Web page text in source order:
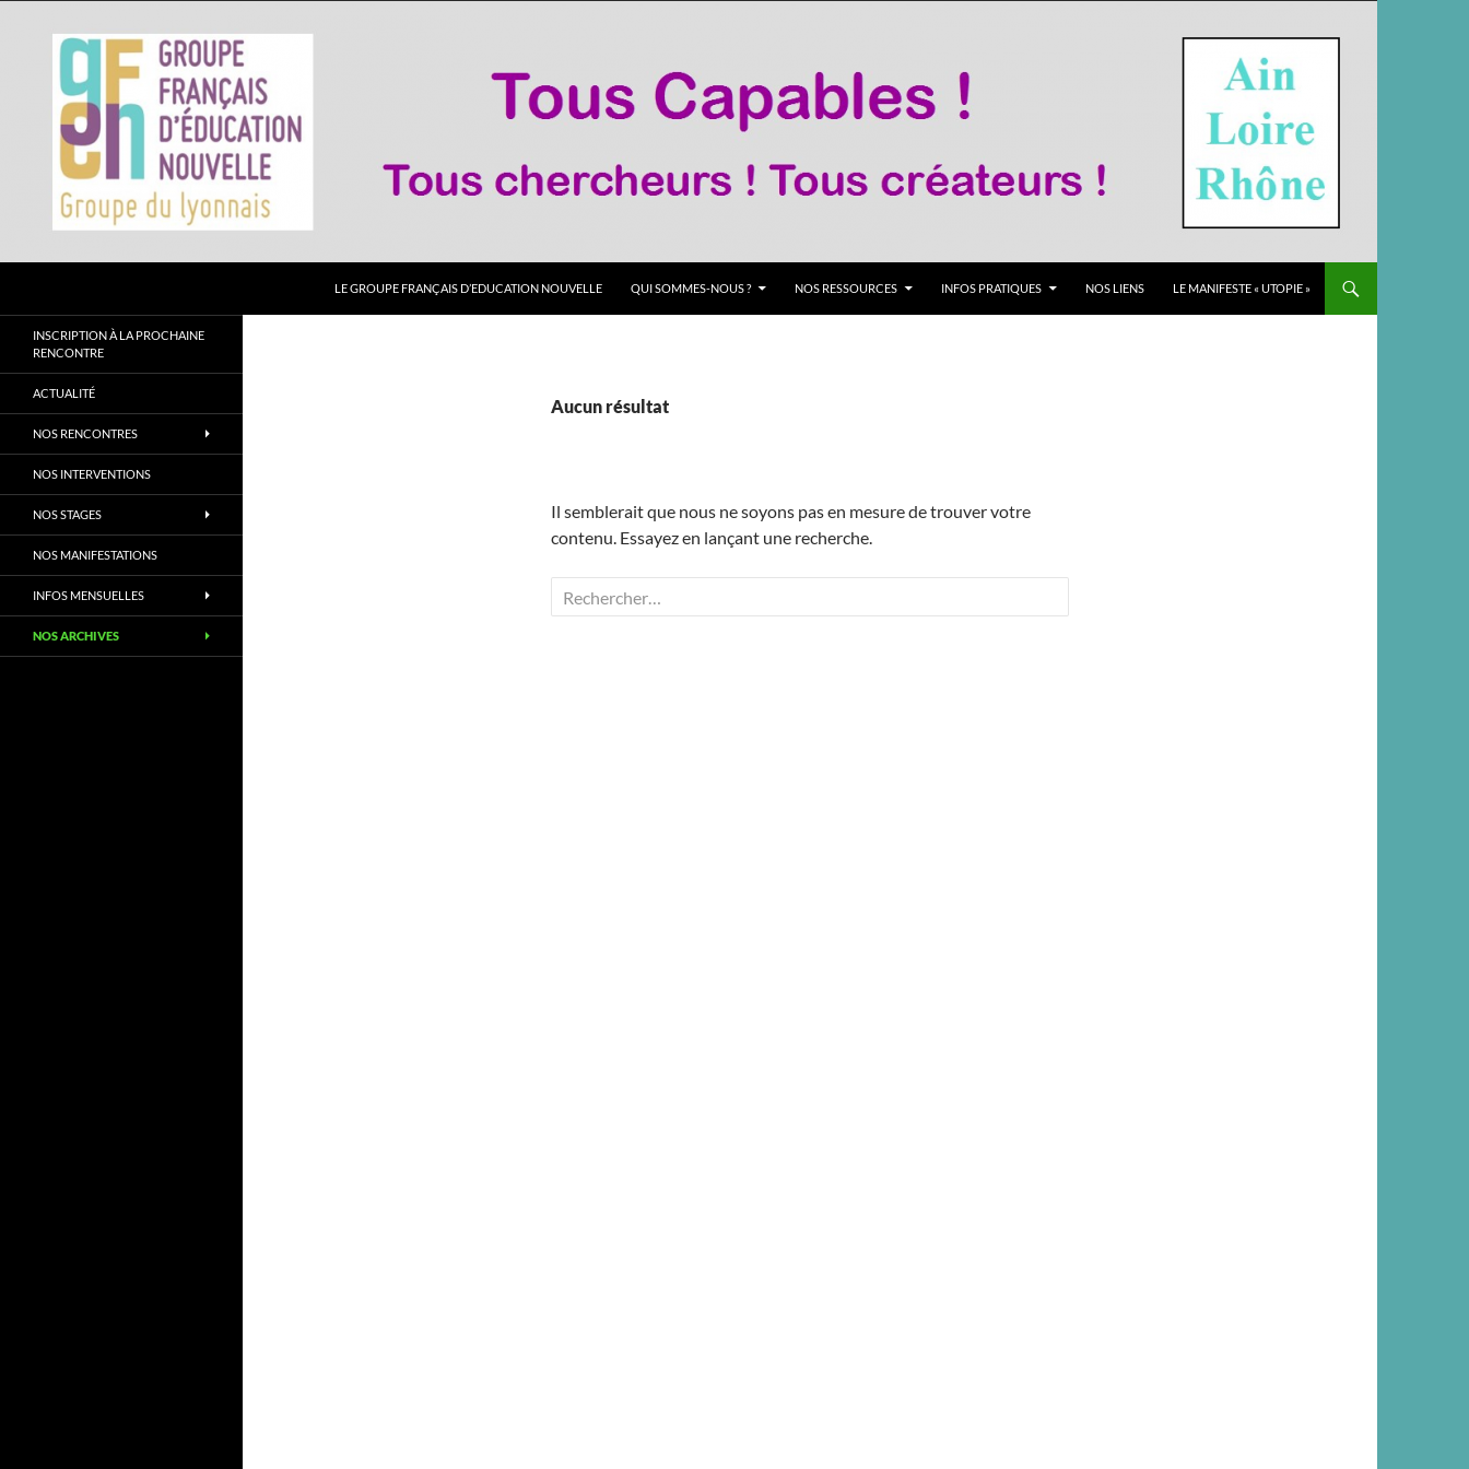
LE GROUPE FRANÇAIS D’EDUCATION NOUVELLE QUI SOMMES-NOUS ? NOS RESSOURCES INFOS PRATIQUES NOS LIENS LE MANIFESTE « UTOPIE »
Aucun résultat
Il semblerait que nous ne soyons pas en mesure de trouver votre
contenu. Essayez en lançant une recherche.
Rechercher :
"Tous capable !"
INSCRIPTION À LA PROCHAINE
RENCONTRE
ACTUALITÉ
NOS RENCONTRES
NOS INTERVENTIONS
NOS STAGES
NOS MANIFESTATIONS
INFOS MENSUELLES
NOS ARCHIVES